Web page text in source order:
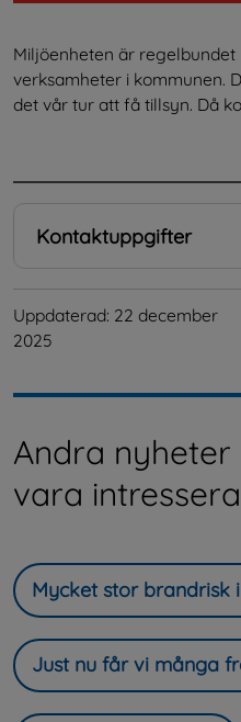
Miljöenheten är regelbundet
verksamheter i kommunen.
det vår tur att få tillsyn. Då
Kontaktuppgifter
Uppdaterad: 22 december
2025
Andra nyheter
vara
Mycket stor brandrisk
Just nu får vi många